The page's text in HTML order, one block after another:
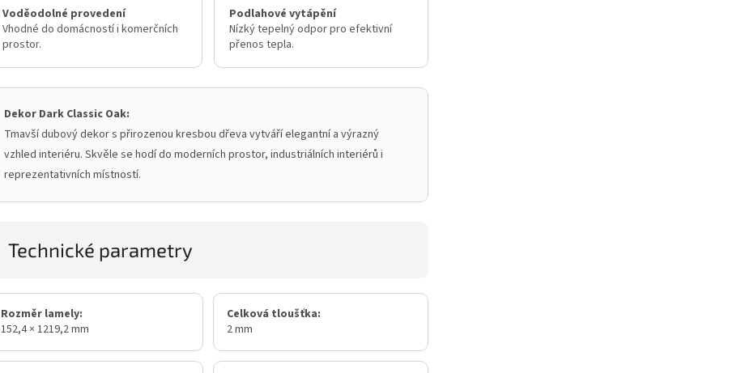
Voděodolné provedení
Vhodné do domácností i komerčních
prostor.
Podlahové vytápění
Nízký tepelný odpor pro efektivní
přenos tepla.
Dekor Dark Classic Oak:
Tmavší dubový dekor s přirozenou kresbou dřeva vytváří elegantní a výrazný
vzhled interiéru. Skvěle se hodí do moderních prostor, industriálních interiérů i
reprezentativních místností.
Technické parametry
Rozměr lamely:
152,4 × 1219,2 mm
Celková tloušťka:
2 mm